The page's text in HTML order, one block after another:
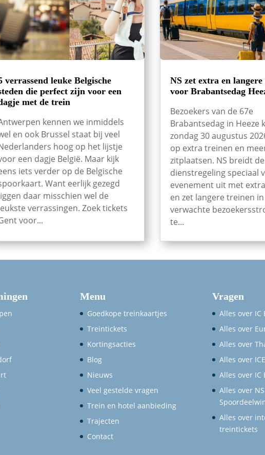
verrassend leuke Belgische
die perfect zijn voor een
met de trein
kennen we inmiddels
en ook Brussel staat bij veel
hoog op het lijstje
een dagje België. Maar kijk
iets verder op de Belgische
Want eerlijk gezegd
daar misschien wel de
verrassingen. Zoek tickets
voor...
NS zet extra en
voor Brabantsedag
Bezoekers van de 67e
Brabantsedag in Heeze
zondag 30 augustus
op extra treinen en
zitplaatsen. NS breidt de
dienstregeling speciaal
evenement uit met
en zet langere treinen
verwachte
te...
Menu
Goedkope treinkaartjes
Treintickets
Kortingsacties
Blog
Nieuws
Veel gestelde vragen
Trein en hotel aanbieding
Trajecten
Contact
Vragen
Alles over IC
Alles over
Alles over
Alles over
Alles over IC
Alles over NS
Alles over
treintickets